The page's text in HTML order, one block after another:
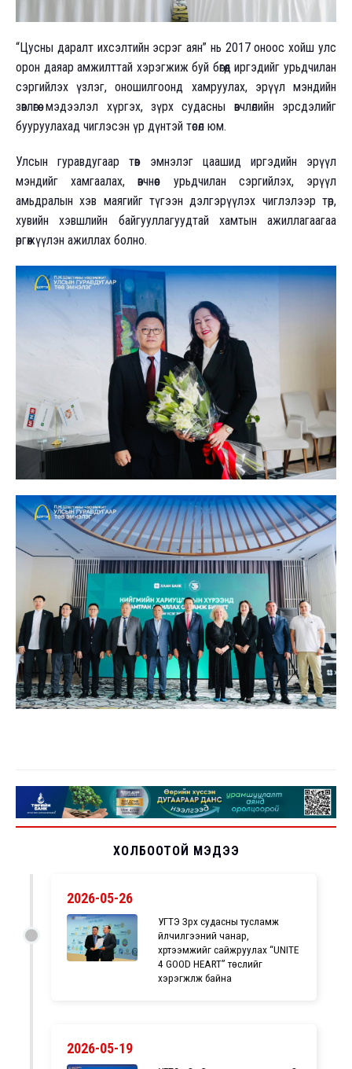
“Цусны даралт ихсэлтийн эсрэг аян” нь 2017 оноос хойш улс
орон даяар амжилттай хэрэгжиж буй бөгөөд иргэдийг урьдчилан
сэргийлэх үзлэг, оношилгоонд хамруулах, эрүүл мэндийн
зөвлөгөө мэдээлэл хүргэх, зүрх судасны өвчлөлийн эрсдэлийг
бууруулахад чиглэсэн үр дүнтэй төсөл юм.
Улсын гуравдугаар төв эмнэлэг цаашид иргэдийн эрүүл
мэндийг хамгаалах, өвчнөөс урьдчилан сэргийлэх, эрүүл
амьдралын хэв маягийг түгээн дэлгэрүүлэх чиглэлээр төр,
хувийн хэвшлийн байгууллагуудтай хамтын ажиллагаагаа
өргөжүүлэн ажиллах болно.
ХОЛБООТОЙ МЭДЭЭ
2026-05-26
УГТЭ Зүрх судасны тусламж
үйлчилгээний чанар,
хүртээмжийг сайжруулах “UNITE
4 GOOD HEART” төслийг
хэрэгжүүлж байна
2026-05-19